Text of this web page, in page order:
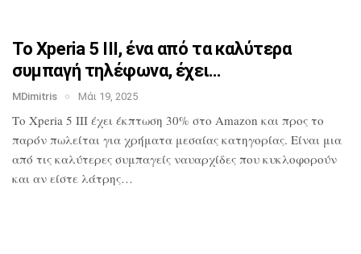
Το Xperia 5 III, ένα από τα καλύτερα
συμπαγή τηλέφωνα, έχει…
MDimitris Μάι 19, 2025
Το Xperia 5 III έχει έκπτωση 30% στο Amazon και προς το
παρόν πωλείται για χρήματα μεσαίας κατηγορίας. Είναι μια
από τις καλύτερες συμπαγείς ναυαρχίδες που κυκλοφορούν
και αν είστε λάτρης…